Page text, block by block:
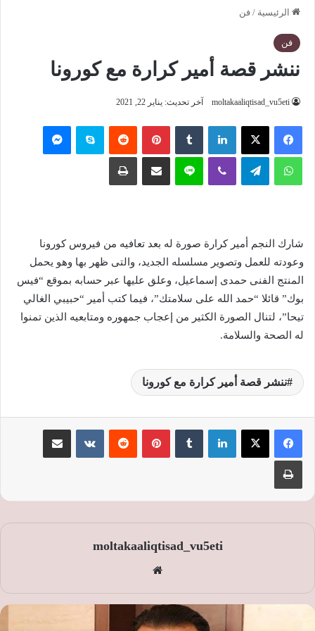
الرئيسية / فن
فن
ننشر قصة أمير كرارة مع كورونا
moltakaaliqtisad_vu5eti آخر تحديث: يناير 22, 2021
فيسبوك ‫X لينكدإن بينتيريست سكايب
واتساب تيلقرام لاين
شارك النجم أمير كرارة صورة له بعد تعافيه من فيروس كورونا
وعودته للعمل وتصوير مسلسله الجديد، والتى ظهر بها وهو يحمل
المنتج الفنى حمدى إسماعيل، وعلق عليها عبر حسابه بموقع “فيس
بوك” قائلا “حمد الله على سلامتك”، فيما كتب أمير “حبيبي الغالي
تيحا”، لتنال الصورة الكثير من إعجاب جمهوره ومتابعيه الذين تمنوا
له الصحة والسلامة.
ننشر قصة أمير كرارة مع كورونا
لينكدإن بينتيريست
moltakaaliqtisad_vu5eti
الوي
ب